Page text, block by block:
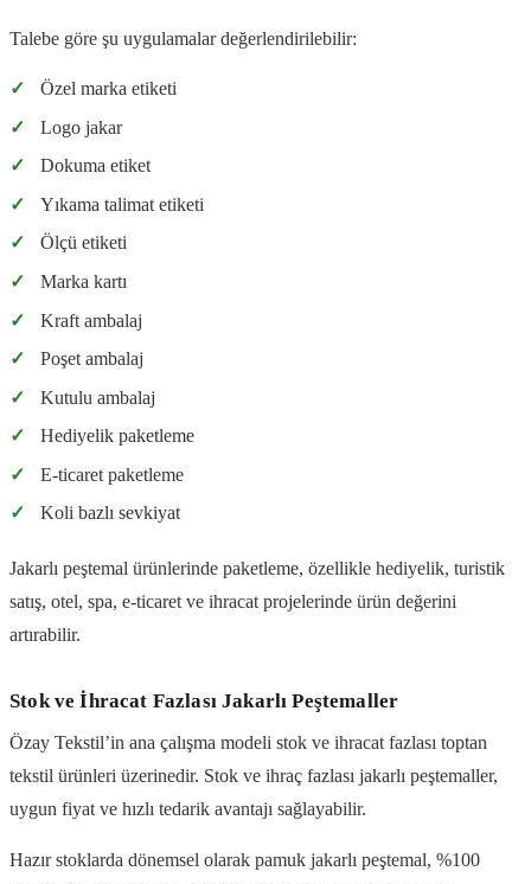
Talebe göre şu uygulamalar değerlendirilebilir:
✓
Özel marka etiketi
✓
Logo jakar
✓
Dokuma etiket
✓
Yıkama talimat etiketi
✓
Ölçü etiketi
✓
Marka kartı
✓
Kraft ambalaj
✓
Poşet ambalaj
✓
Kutulu ambalaj
✓
Hediyelik paketleme
✓
E-ticaret paketleme
✓
Koli bazlı sevkiyat
Jakarlı peştemal ürünlerinde paketleme, özellikle hediyelik, turistik
satış, otel, spa, e-ticaret ve ihracat projelerinde ürün değerini
artırabilir.
Stok ve İhracat Fazlası Jakarlı Peştemaller
Özay Tekstil’in ana çalışma modeli stok ve ihracat fazlası toptan
tekstil ürünleri üzerinedir. Stok ve ihraç fazlası jakarlı peştemaller,
uygun fiyat ve hızlı tedarik avantajı sağlayabilir.
Hazır stoklarda dönemsel olarak pamuk jakarlı peştemal, %100